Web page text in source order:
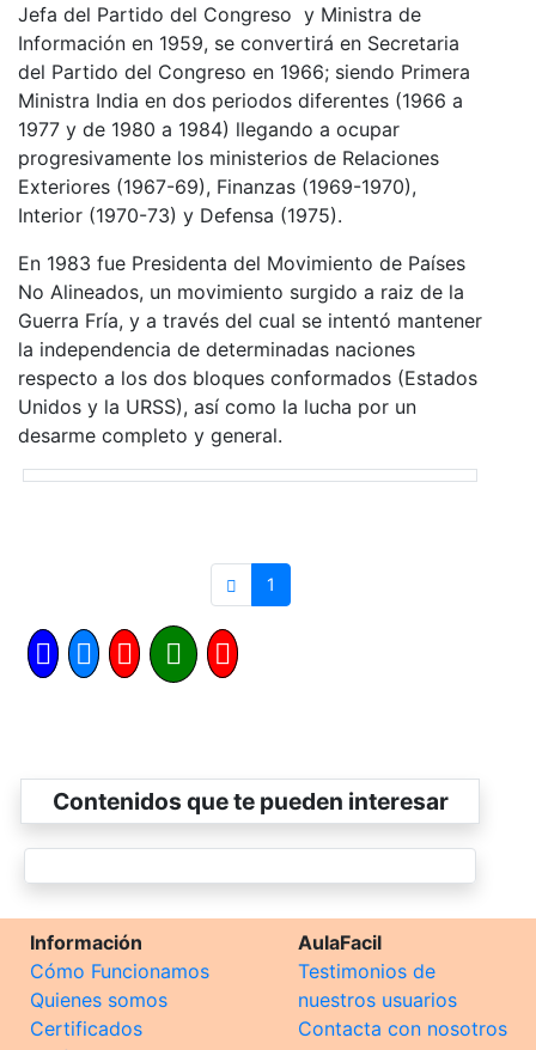
Jefa del Partido del Congreso y Ministra de
Información en 1959, se convertirá en Secretaria
del Partido del Congreso en 1966; siendo Primera
Ministra India en dos periodos diferentes (1966 a
1977 y de 1980 a 1984) llegando a ocupar
progresivamente los ministerios de Relaciones
Exteriores (1967-69), Finanzas (1969-1970),
Interior (1970-73) y Defensa (1975).
En 1983 fue Presidenta del Movimiento de Países
No Alineados, un movimiento surgido a raiz de la
Guerra Fría, y a través del cual se intentó mantener
la independencia de determinadas naciones
respecto a los dos bloques conformados (Estados
Unidos y la URSS), así como la lucha por un
desarme completo y general.
1
Contenidos que te pueden interesar
Información
Cómo Funcionamos
Quienes somos
Certificados
AulaFacil
Testimonios de
nuestros usuarios
Contacta con nosotros